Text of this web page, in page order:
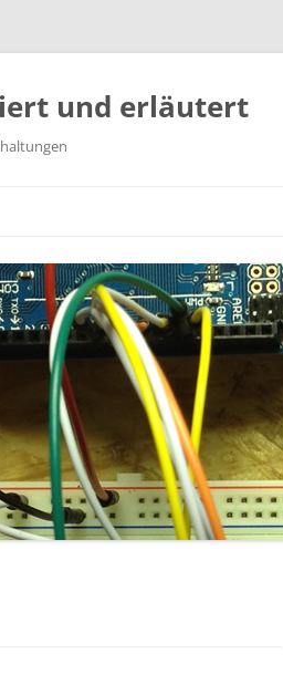
und erläutert